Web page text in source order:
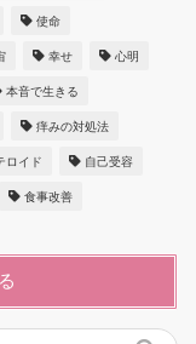
使命
幸せ 心明
本音で生きる
痒みの対処法
ロイド 自己受容
食事改善